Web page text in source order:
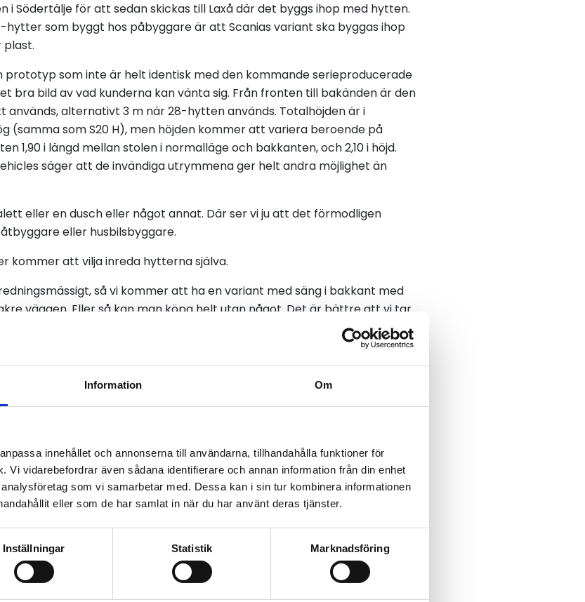
Information Om
innehållet och annonserna till användarna, tillhandahålla funktioner för
Vi vidarebefordrar även sådana identifierare och annan information från din enhet
som vi samarbetar med. Dessa kan i sin tur kombinera informationen
eller som de har samlat in när du har använt deras tjänster.
Inställningar Statistik Marknadsföring
i Södertälje för att sedan skickas till Laxå där det byggs ihop med hytten.
hytter som byggt hos påbyggare är att Scanias variant ska byggas ihop
plast.
prototyp som inte är helt identisk med den kommande serieproducerade
bra bild av vad kunderna kan vänta sig. Från fronten till bakänden är den
används, alternativt 3 m när 28-hytten används. Totalhöjden är i
(samma som S20 H), men höjden kommer att variera beroende på
1,90 i längd mellan stolen i normalläge och bakkanten, och 2,10 i höjd.
säger att de invändiga utrymmena ger helt andra möjlighet än
eller en dusch eller något annat. Där ser vi ju att det förmodligen
eller husbilsbyggare.
kommer att vilja inreda hytterna själva.
så vi kommer att ha en variant med säng i bakkant med
väggen. Eller så kan man köpa helt utan något. Det är bättre att vi tar
slängs. Den absoluta majoriteten av kunder kommer att bygga om hela
läder, knappar och belysning. Vi har gjort det här som en plattform